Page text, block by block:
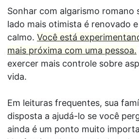
Sonhar com algarismo romano
lado mais otimista é renovado
calmo. Você está
mais próxima com uma pessoa.
exercer mais controle sobre
vida.
Em leituras frequentes, sua
disposta a ajudá-lo se você
ainda é um ponto muito